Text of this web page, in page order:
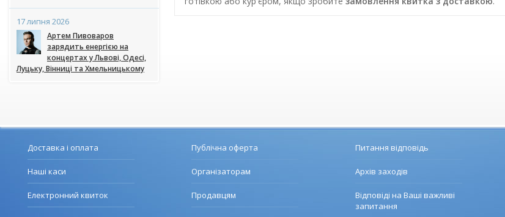
17 липня 2026
Артем Пивоваров
зарядить енергією на
концертах у Львові, Одесі,
Луцьку, Вінниці та Хмельницькому
Доставка і оплата
Наші каси
Електронний квиток
Публічна оферта
Організаторам
Продавцям
Питання відповідь
Архів заходів
Відповіді на Ваші важливі
запитання